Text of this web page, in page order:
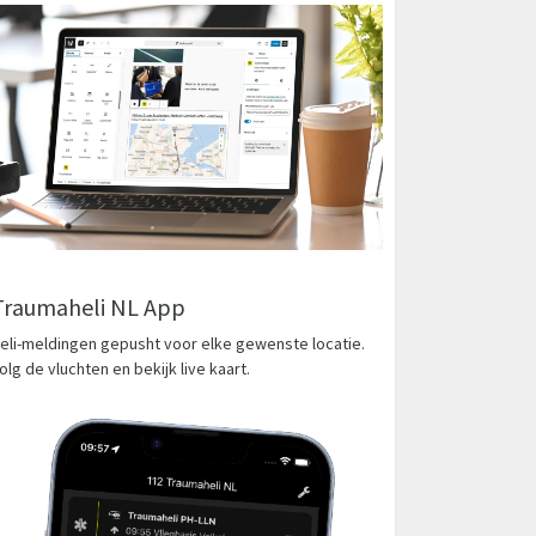
NL App
meldingen gepusht voor elke gewenste locatie.
de vluchten en bekijk live kaart.